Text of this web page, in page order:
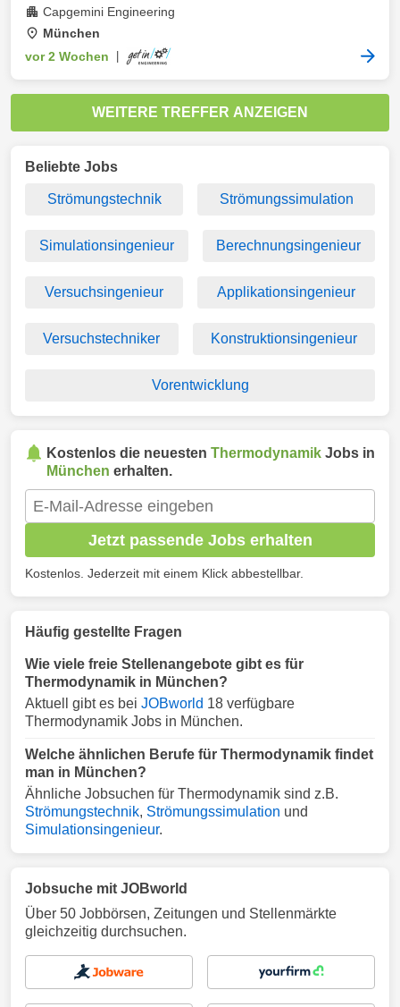
Capgemini Engineering
München
vor 2 Wochen
WEITERE TREFFER ANZEIGEN
Beliebte Jobs
Strömungstechnik Strömungssimulation
Simulationsingenieur Berechnungsingenieur
Versuchsingenieur Applikationsingenieur
Versuchstechniker Konstruktionsingenieur
Vorentwicklung
Kostenlos die neuesten Thermodynamik Jobs in
München erhalten.
Jetzt passende Jobs erhalten
Kostenlos. Jederzeit mit einem Klick abbestellbar.
Häufig gestellte Fragen
Wie viele freie Stellenangebote gibt es für
Thermodynamik in München?
Aktuell gibt es bei JOBworld 18 verfügbare
Thermodynamik Jobs in München.
Welche ähnlichen Berufe für Thermodynamik findet
man in München?
Ähnliche Jobsuchen für Thermodynamik sind z.B.
Strömungstechnik, Strömungssimulation und
Simulationsingenieur.
Jobsuche mit JOBworld
Über 50 Jobbörsen, Zeitungen und Stellenmärkte
gleichzeitig durchsuchen.